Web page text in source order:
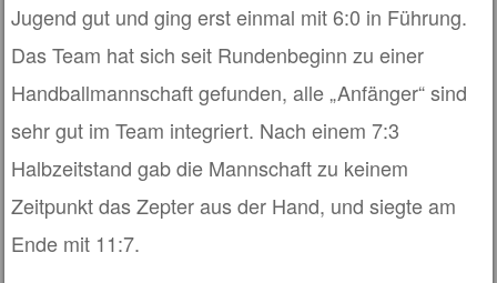
Jugend gut und ging erst einmal mit 6:0 in Führung.
Das Team hat sich seit Rundenbeginn zu einer
Handballmannschaft gefunden, alle „Anfänger“ sind
sehr gut im Team integriert. Nach einem 7:3
Halbzeitstand gab die Mannschaft zu keinem
Zeitpunkt das Zepter aus der Hand, und siegte am
Ende mit 11:7.